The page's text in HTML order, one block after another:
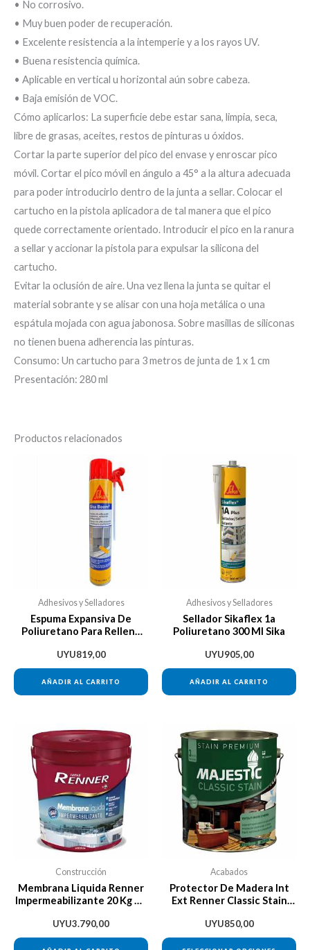
• No corrosivo.
• Muy buen poder de recuperación.
• Excelente resistencia a la intemperie y a los rayos UV.
• Buena resistencia química.
• Aplicable en vertical u horizontal aún sobre cabeza.
• Baja emisión de VOC.
Cómo aplicarlos: La superficie debe estar sana, limpia, seca,
libre de grasas, aceites, restos de pinturas u óxidos.
Cortar la parte superior del pico del envase y enroscar pico
móvil. Cortar el pico móvil en ángulo a 45° a la altura adecuada
para poder introducirlo dentro de la junta a sellar. Colocar el
cartucho en la pistola aplicadora de tal manera que el pico
quede correctamente orientado. Introducir el pico en la ranura
a sellar y accionar la pistola para expulsar la silicona del
cartucho.
Evitar la oclusión de aire. Una vez llena la junta se quitar el
material sobrante y se alisar con una hoja metálica o una
espátula mojada con agua jabonosa. Sobre masillas de siliconas
no tienen buena adherencia las pinturas.
Consumo: Un cartucho para 3 metros de junta de 1 x 1 cm
Presentación: 280 ml
Productos relacionados
Adhesivos y Selladores
Espuma Expansiva De
Poliuretano Para Relleno
UYU819,00
AÑADIR AL CARRITO
Adhesivos y Selladores
Sellador Sikaflex 1a
Poliuretano 300 Ml Sika
UYU905,00
AÑADIR AL CARRITO
Construcción
Membrana Liquida Renner
Impermeabilizante 20 Kg Da
UYU3.790,00
Acabados
Protector De Madera Int
Ext Renner Classic Stain
UYU850,00